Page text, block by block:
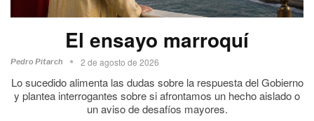
El ensayo marroquí
Pedro Pitarch 2 de agosto de 2026
Lo sucedido alimenta las dudas sobre la respuesta del Gobierno
y plantea interrogantes sobre si afrontamos un hecho aislado o
un aviso de desafíos mayores.